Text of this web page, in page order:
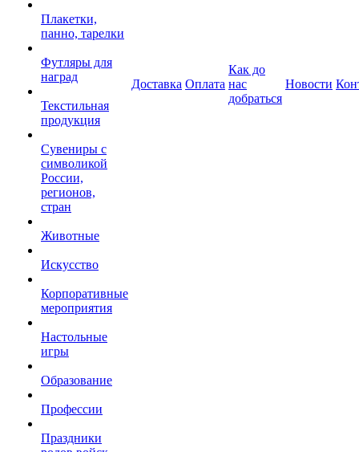
Плакетки,
панно, тарелки
Футляры для
наград
Текстильная
продукция
Сувениры с
символикой
России,
регионов,
стран
Животные
Искусство
Корпоративные
мероприятия
Настольные
игры
Образование
Профессии
Праздники
Доставка Оплата
Как до
нас
добраться
Новости